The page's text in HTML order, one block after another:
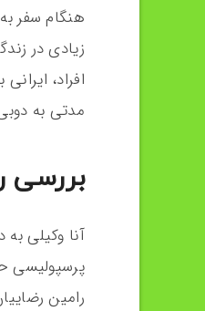
هنگام سفر
زیادی در
افراد،
مدتی به
بررسی
آنا وکیلی
پرسپولیسی
رامین